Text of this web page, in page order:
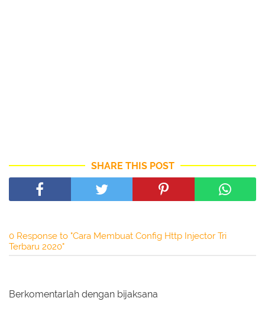
SHARE THIS POST
0 Response to "Cara Membuat Config Http Injector Tri
Terbaru 2020"
Berkomentarlah dengan bijaksana